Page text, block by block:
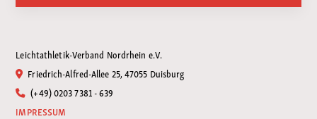
Leichtathletik-Verband Nordrhein e.V.
Friedrich-Alfred-Allee 25, 47055 Duisburg
(+49) 0203 7381 - 639
IMPRESSUM